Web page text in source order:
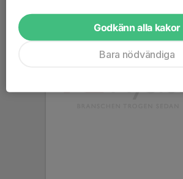
Godkänn alla kakor
Bara nödvändiga